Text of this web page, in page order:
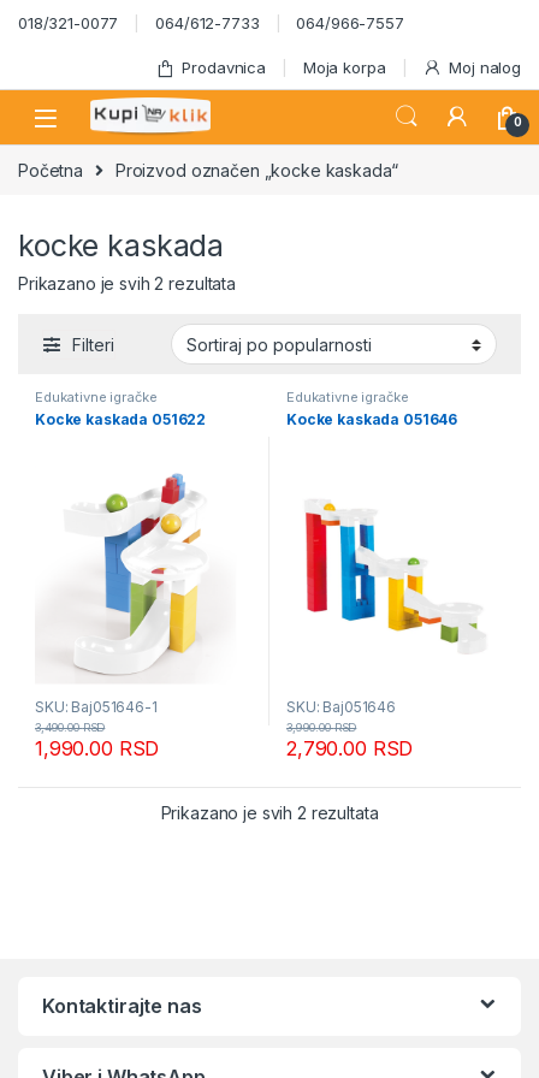
Skip to navigation
Skip to content
018/321-0077 064/612-7733 064/966-7557
Prodavnica Moja korpa Moj nalog
0
Početna Proizvod označen „kocke kaskada“
kocke kaskada
Prikazano je svih 2 rezultataSortirano po popularnosti
Filteri
Edukativne igračke
Kocke kaskada 051622
SKU: Baj051646-1
1,990.00 RSD
3,490.00RSD
Edukativne igračke
Kocke kaskada 051646
SKU: Baj051646
2,790.00 RSD
3,990.00RSD
Prikazano je svih 2 rezultataSortirano po
Kontaktirajte nas